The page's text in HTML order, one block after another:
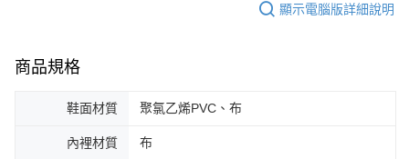
顯示電腦版詳細說明
商品規格
鞋面材質 聚氯乙烯PVC、布
內裡材質 布